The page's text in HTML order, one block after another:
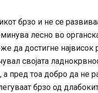
брзо и не се
лесно во
да достигне
својата
пред тоа добро да не
брзо од